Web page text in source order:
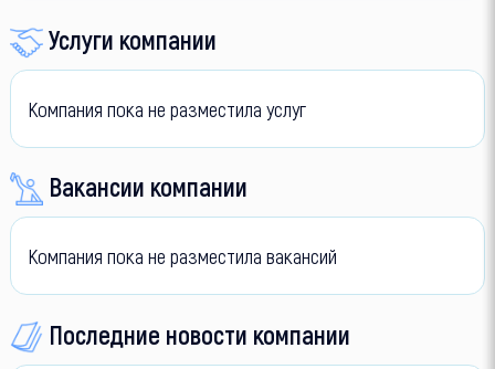
Услуги компании
Компания пока не разместила услуг
Вакансии компании
Компания пока не разместила вакансий
Последние новости компании